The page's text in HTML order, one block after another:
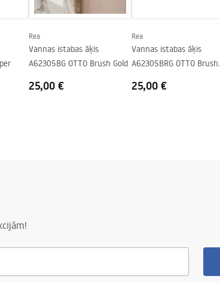
Rea
Vannas istabas āķis
A62305BG OTTO Brush Gold
25,00 €
Rea
Vannas istabas āķis
A62305BRG OTTO Brush
25,00 €